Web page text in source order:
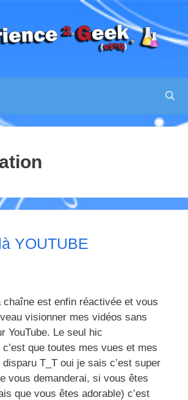
YOUTUBE
chaîne est enfin réactivée et vous
visionner mes vidéos sans
YouTube. Le seul hic
que toutes mes vues et mes
T_T oui je sais c’est super
vous demanderai, si vous êtes
que vous êtes adorable) c’est